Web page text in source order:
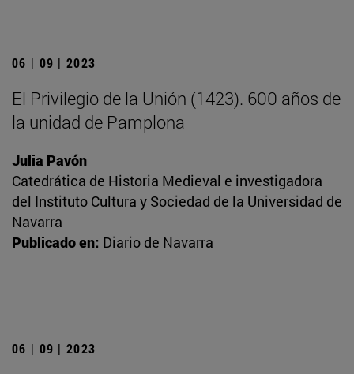
06 | 09 | 2023
El Privilegio de la Unión (1423). 600 años de
la unidad de Pamplona
Julia Pavón
Catedrática de Historia Medieval e investigadora
del Instituto Cultura y Sociedad de la Universidad de
Navarra
Publicado en: Diario de Navarra
06 | 09 | 2023